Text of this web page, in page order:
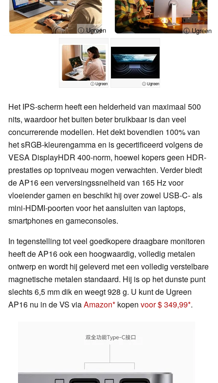
ⓘ Ugreen ⓘ Ugreen
ⓘ Ugreen ⓘ Ugreen
Het IPS-scherm heeft een helderheid van maximaal 500
nits, waardoor het buiten beter bruikbaar is dan veel
concurrerende modellen. Het dekt bovendien 100% van
het sRGB-kleurengamma en is gecertificeerd volgens de
VESA DisplayHDR 400-norm, hoewel kopers geen HDR-
prestaties op topniveau mogen verwachten. Verder biedt
de AP16 een verversingssnelheid van 165 Hz voor
vloeiender gamen en beschikt hij over zowel USB-C- als
mini-HDMI-poorten voor het aansluiten van laptops,
smartphones en gameconsoles.
In tegenstelling tot veel goedkopere draagbare monitoren
heeft de AP16 ook een hoogwaardig, volledig metalen
ontwerp en wordt hij geleverd met een volledig verstelbare
magnetische metalen standaard. Hij is op het dunste punt
slechts 6,5 mm dik en weegt 928 g. U kunt de Ugreen
AP16 nu in de VS viaAmazon kopen voor $ 349,99 .